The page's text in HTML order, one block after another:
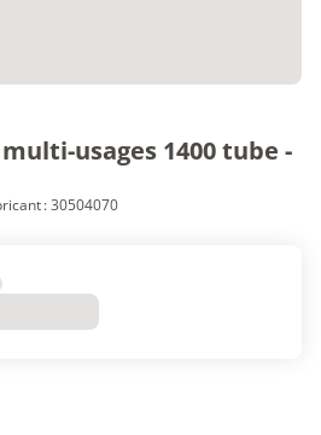
usages 1400 tube -
: 30504070